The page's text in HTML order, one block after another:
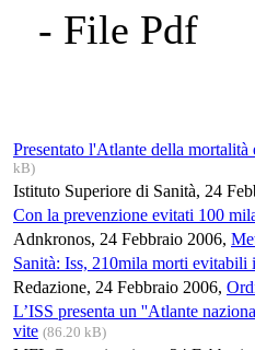
- File
Presentato l'Atlante della
kB)
Istituto Superiore di Sanità, 24
Con la prevenzione evitati 100
Adnkronos, 24 Febbraio 2006,
Sanità: Iss, 210mila morti evitabili
Redazione, 24 Febbraio 2006,
L’ISS presenta un ''Atlante
vite (86.20 kB)